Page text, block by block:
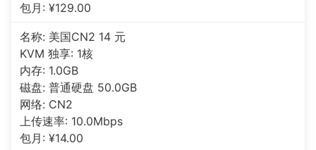
包月: ¥129.00
名称: 美国CN2 14 元
KVM 独享: 1核
内存: 1.0GB
磁盘: 普通硬盘 50.0GB
网络: CN2
上传速率: 10.0Mbps
包月: ¥14.00